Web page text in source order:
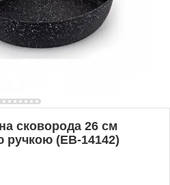
сковорода 26 см
ручкою (EB-14142)